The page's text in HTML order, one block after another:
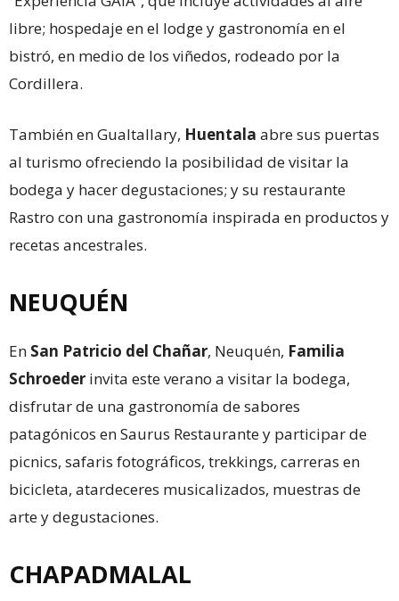
libre; hospedaje en el lodge y gastronomía en el
bistró, en medio de los viñedos, rodeado por la
Cordillera.
También en Gualtallary, Huentala abre sus puertas
al turismo ofreciendo la posibilidad de visitar la
bodega y hacer degustaciones; y su restaurante
Rastro con una gastronomía inspirada en productos y
recetas ancestrales.
NEUQUÉN
En San Patricio del Chañar, Neuquén, Familia
Schroeder invita este verano a visitar la bodega,
disfrutar de una gastronomía de sabores
patagónicos en Saurus Restaurante y participar de
picnics, safaris fotográficos, trekkings, carreras en
bicicleta, atardeceres musicalizados, muestras de
arte y degustaciones.
CHAPADMALAL